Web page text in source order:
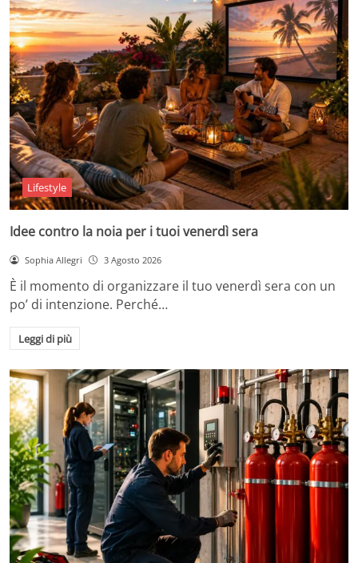
Lifestyle
Idee contro la noia per i tuoi venerdì sera
Sophia Allegri 3 Agosto 2026
È il momento di organizzare il tuo venerdì sera con un
po’ di intenzione. Perché…
Leggi di più